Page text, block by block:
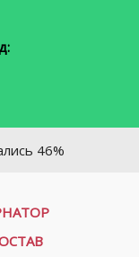
жителей страны